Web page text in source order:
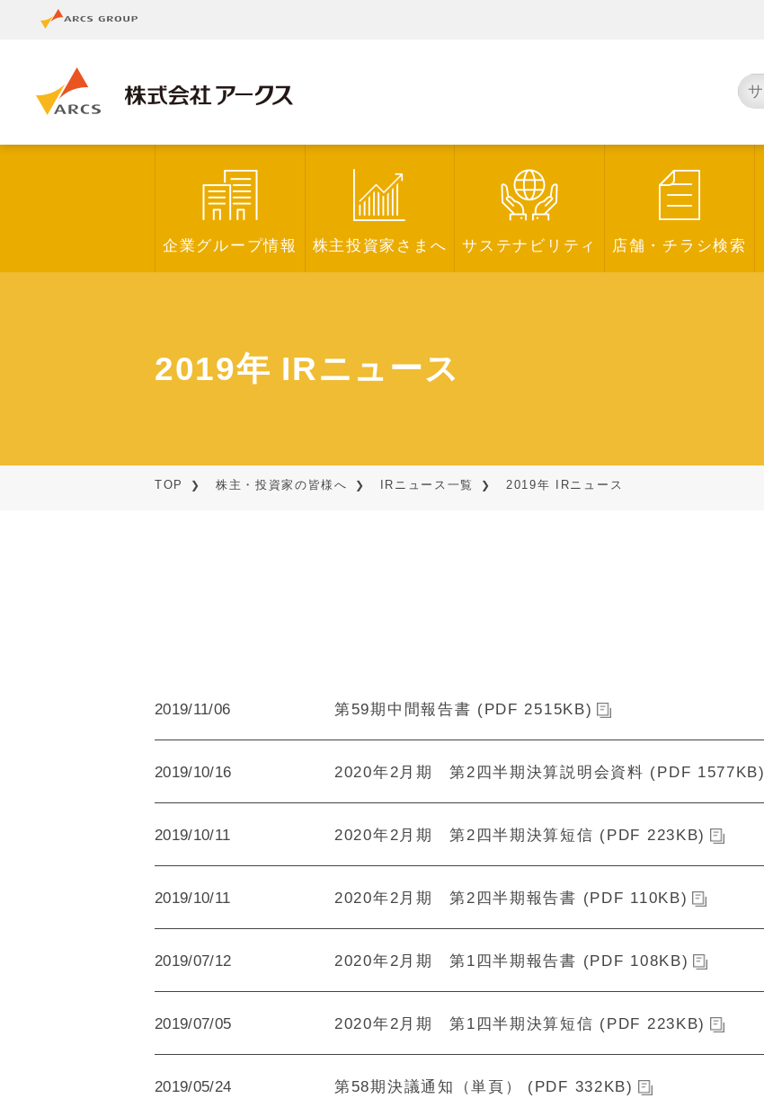
企業グループ情報 株主投資家さまへ サステナビリティ 店舗・チラシ検索
2019年 IRニュース
TOP 株主・投資家の皆様へ IRニュース一覧 2019年 IRニュース
2019/11/06 第59期中間報告書 (PDF 2515KB)
2019/10/16 2020年2月期 第2四半期決算説明会資料 (PDF 1577KB)
2019/10/11 2020年2月期 第2四半期決算短信 (PDF 223KB)
2019/10/11 2020年2月期 第2四半期報告書 (PDF 110KB)
2019/07/12 2020年2月期 第1四半期報告書 (PDF 108KB)
2019/07/05 2020年2月期 第1四半期決算短信 (PDF 223KB)
2019/05/24 第58期決議通知（単頁） (PDF 332KB)